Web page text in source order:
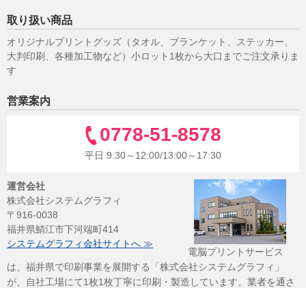
取り扱い商品
オリジナルプリントグッズ（タオル、ブランケット、ステッカー、
大判印刷、各種加工物など）小ロット1枚から大口までご注文承りま
す
営業案内
0778-51-8578
平日 9:30～12:00/13:00～17:30
運営会社
株式会社システムグラフィ
〒916-0038
福井県鯖江市下河端町414
システムグラフィ会社サイトへ ≫
電脳プリントサービス
は、福井県で印刷事業を展開する「株式会社システムグラフィ」
が、自社工場にて1枚1枚丁寧に印刷・製造しています。業者を通さ